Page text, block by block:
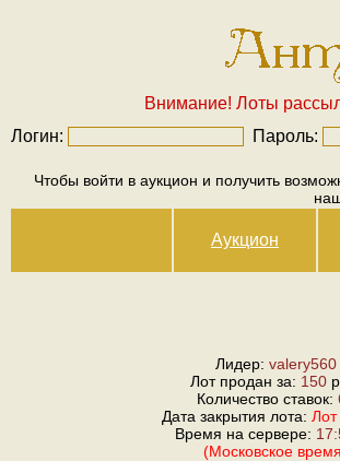
Внимание! Лоты
Логин:
Пароль:
Чтобы войти в аукцион и получить
Аукцион
Лидер: valery560
Лот продан за: 150
Количество ставок:
Дата закрытия лота: Лот
Время на сервере:
(Московское